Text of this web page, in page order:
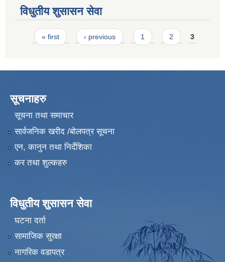
विधुतीय शुसासन सेवा
Pages
« first ‹ previous 1 2 3
सूचनाहरु
सूचना तथा समाचार
सार्वजनिक खरीद /बोलपत्र सूचना
एन, कानुन तथा निर्देशिका
कर तथा शुल्कहरु
विधुतीय शुसासन सेवा
घटना दर्ता
सामाजिक सुरक्षा
नागरिक वडापत्र